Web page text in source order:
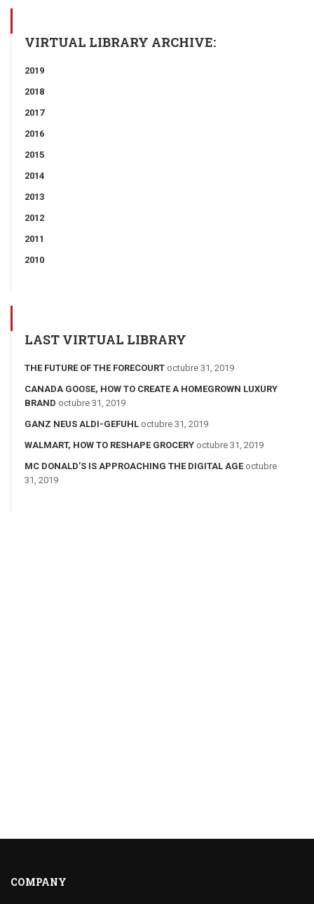
VIRTUAL LIBRARY ARCHIVE:
2019
2018
2017
2016
2015
2014
2013
2012
2011
2010
LAST VIRTUAL LIBRARY
THE FUTURE OF THE FORECOURT octubre 31, 2019
CANADA GOOSE, HOW TO CREATE A HOMEGROWN LUXURY
BRAND octubre 31, 2019
GANZ NEUS ALDI-GEFUHL octubre 31, 2019
WALMART, HOW TO RESHAPE GROCERY octubre 31, 2019
MC DONALD’S IS APPROACHING THE DIGITAL AGE octubre
31, 2019
COMPANY